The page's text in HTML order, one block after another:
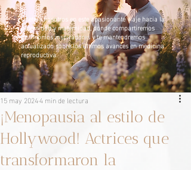
Únete a nosotros en este apasionante viaje hacia la
paternidad y maternidad, donde compartiremos
testimonios inspiradores y te mantendremos
actualizado sobre los últimos avances en medicina
reproductiva.
¡Menopausia al estilo de
Hollywood! Actrices que
transformaron la
15 may 20244 min de lectura